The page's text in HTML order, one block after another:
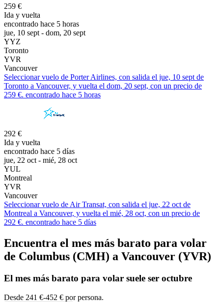
259 €
Ida y vuelta
encontrado hace 5 horas
jue, 10 sept - dom, 20 sept
YYZ
Toronto
YVR
Vancouver
Seleccionar vuelo de Porter Airlines, con salida el jue, 10 sept de
Toronto a Vancouver, y vuelta el dom, 20 sept, con un precio de
259 €. encontrado hace 5 horas
292 €
Ida y vuelta
encontrado hace 5 días
jue, 22 oct - mié, 28 oct
YUL
Montreal
YVR
Vancouver
Seleccionar vuelo de Air Transat, con salida el jue, 22 oct de
Montreal a Vancouver, y vuelta el mié, 28 oct, con un precio de
292 €. encontrado hace 5 días
Encuentra el mes más barato para volar
de Columbus (CMH) a Vancouver (YVR)
El mes más barato para volar suele ser octubre
Desde 241 €-452 € por persona.